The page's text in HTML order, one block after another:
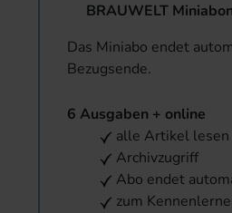
BRAUWELT
Das Miniabo endet
Bezugsende.
6 Ausgaben + online
alle Artikel lesen
Archivzugriff
Abo endet
zum